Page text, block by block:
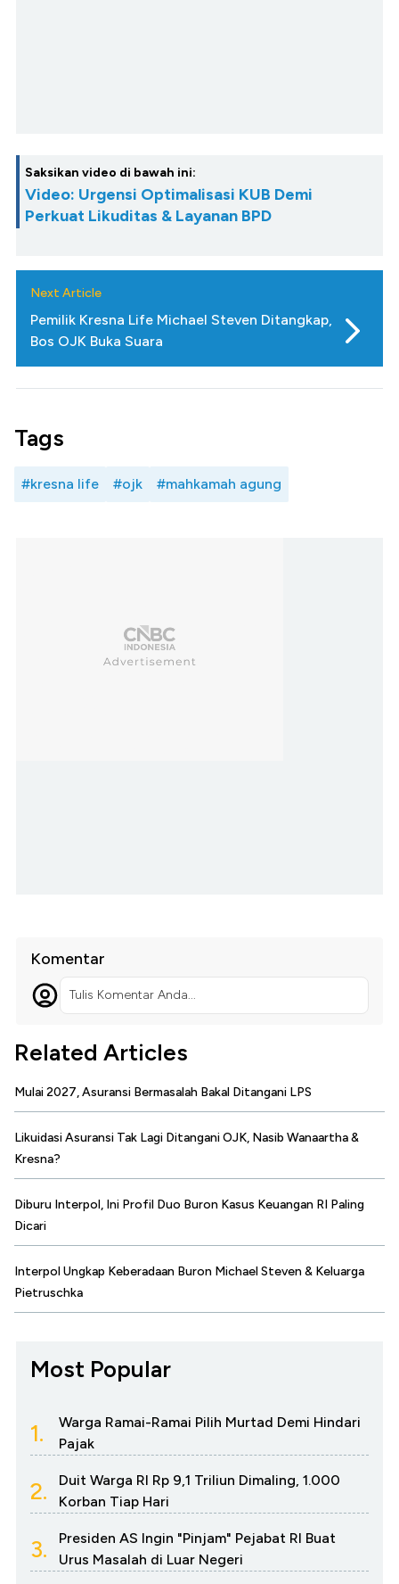
Saksikan video di bawah ini:
Video: Urgensi Optimalisasi KUB Demi
Perkuat Likuditas & Layanan BPD
Next Article
Pemilik Kresna Life Michael Steven Ditangkap,
Bos OJK Buka Suara
Tags
#kresna life #ojk #mahkamah agung
Komentar
Tulis Komentar Anda...
Related Articles
Mulai 2027, Asuransi Bermasalah Bakal Ditangani LPS
Likuidasi Asuransi Tak Lagi Ditangani OJK, Nasib Wanaartha &
Kresna?
Diburu Interpol, Ini Profil Duo Buron Kasus Keuangan RI Paling
Dicari
Interpol Ungkap Keberadaan Buron Michael Steven & Keluarga
Pietruschka
Most Popular
1.
Warga Ramai-Ramai Pilih Murtad Demi Hindari
Pajak
2.
Duit Warga RI Rp 9,1 Triliun Dimaling, 1.000
Korban Tiap Hari
3.
Presiden AS Ingin "Pinjam" Pejabat RI Buat
Urus Masalah di Luar Negeri